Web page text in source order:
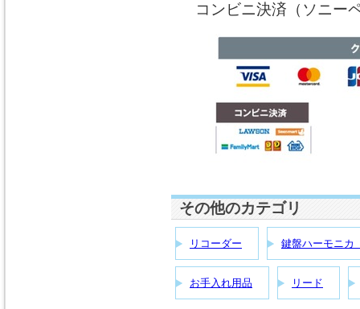
コンビニ決済（ソニー
その他のカテゴリ
リコーダー 鍵盤ハーモニ
お手入れ用品 リード